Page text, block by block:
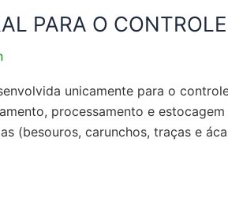
PARA O
unicamente para o
processamento e
(besouros, carunchos, traças e